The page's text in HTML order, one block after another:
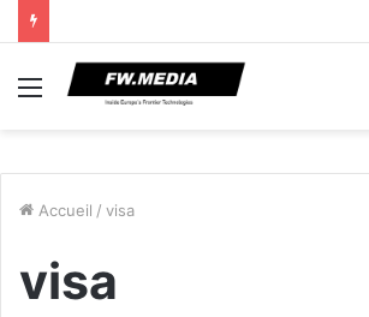
Menu
Accueil / visa
visa